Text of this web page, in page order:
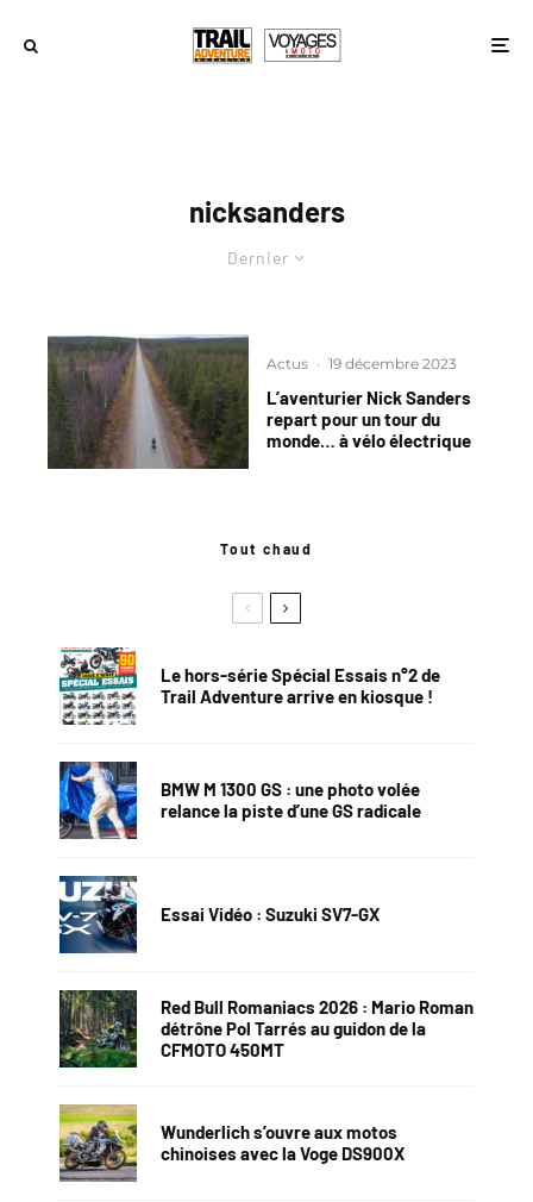
nicksanders
Dernier
Actus · 19 décembre 2023
L’aventurier Nick Sanders
repart pour un tour du
monde… à vélo électrique
Tout chaud
Le hors-série Spécial Essais n°2 de
Trail Adventure arrive en kiosque !
BMW M 1300 GS : une photo volée
relance la piste d’une GS radicale
Essai Vidéo : Suzuki SV7-GX
Red Bull Romaniacs 2026 : Mario Roman
détrône Pol Tarrés au guidon de la
CFMOTO 450MT
Wunderlich s’ouvre aux motos
chinoises avec la Voge DS900X